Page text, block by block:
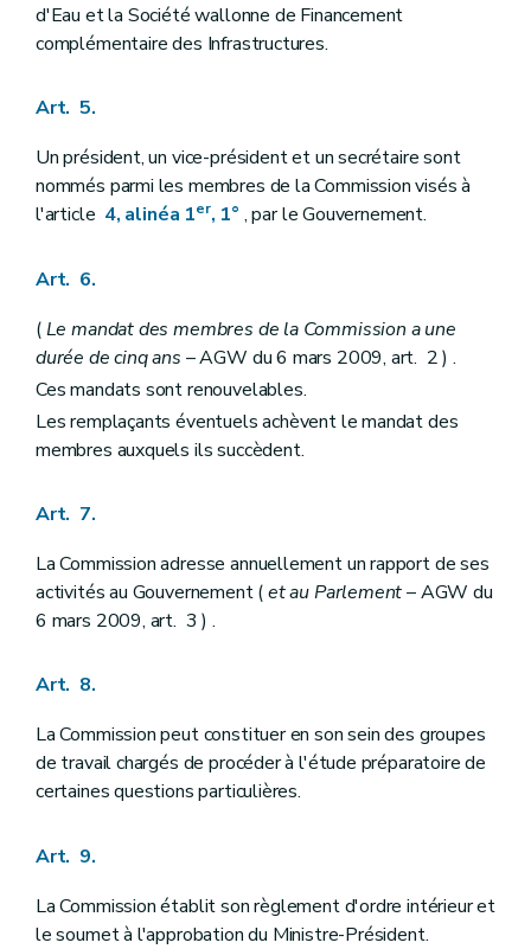
d'Eau et la Société wallonne de Financement
complémentaire des Infrastructures.
Art. 5.
Un président, un vice-président et un secrétaire sont
nommés parmi les membres de la Commission visés à
l'article 4, alinéa 1er, 1° , par le Gouvernement.
Art. 6.
(Le mandat des membres de la Commission a une
durée de cinq ans – AGW du 6 mars 2009, art. 2 ) .
Ces mandats sont renouvelables.
Les remplaçants éventuels achèvent le mandat des
membres auxquels ils succèdent.
Art. 7.
La Commission adresse annuellement un rapport de ses
activités au Gouvernement (et au Parlement– AGW du
6 mars 2009, art. 3 ) .
Art. 8.
La Commission peut constituer en son sein des groupes
de travail chargés de procéder à l'étude préparatoire de
certaines questions particulières.
Art. 9.
La Commission établit son règlement d'ordre intérieur et
le soumet à l'approbation du Ministre-Président.